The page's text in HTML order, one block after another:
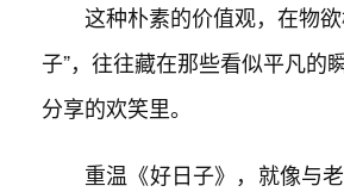
这种朴素的价值观，在物
子”，往往藏在那些看似平凡的
分享的欢笑里。
重温《好日子》，就像与